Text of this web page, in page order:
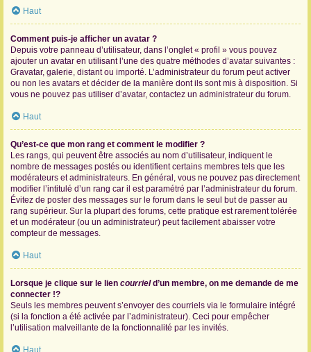
Haut
Comment puis-je afficher un avatar ?
Depuis votre panneau d’utilisateur, dans l’onglet « profil » vous pouvez
ajouter un avatar en utilisant l’une des quatre méthodes d’avatar suivantes :
Gravatar, galerie, distant ou importé. L’administrateur du forum peut activer
ou non les avatars et décider de la manière dont ils sont mis à disposition. Si
vous ne pouvez pas utiliser d’avatar, contactez un administrateur du forum.
Haut
Qu’est-ce que mon rang et comment le modifier ?
Les rangs, qui peuvent être associés au nom d’utilisateur, indiquent le
nombre de messages postés ou identifient certains membres tels que les
modérateurs et administrateurs. En général, vous ne pouvez pas directement
modifier l’intitulé d’un rang car il est paramétré par l’administrateur du forum.
Évitez de poster des messages sur le forum dans le seul but de passer au
rang supérieur. Sur la plupart des forums, cette pratique est rarement tolérée
et un modérateur (ou un administrateur) peut facilement abaisser votre
compteur de messages.
Haut
Lorsque je clique sur le lien courrield’un membre, on me demande de me
connecter !?
Seuls les membres peuvent s’envoyer des courriels via le formulaire intégré
(si la fonction a été activée par l’administrateur). Ceci pour empêcher
l’utilisation malveillante de la fonctionnalité par les invités.
Haut